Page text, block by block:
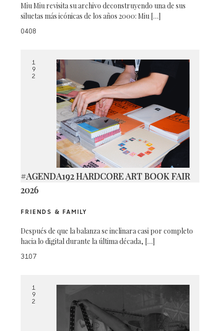
Miu Miu revisita su archivo deconstruyendo una de sus
siluetas más icónicas de los años 2000: Miu […]
0408
1
9
2
#AGENDA192 HARDCORE ART BOOK FAIR
2026
FRIENDS & FAMILY
Después de que la balanza se inclinara casi por completo
hacia lo digital durante la última década, […]
3107
1
9
2